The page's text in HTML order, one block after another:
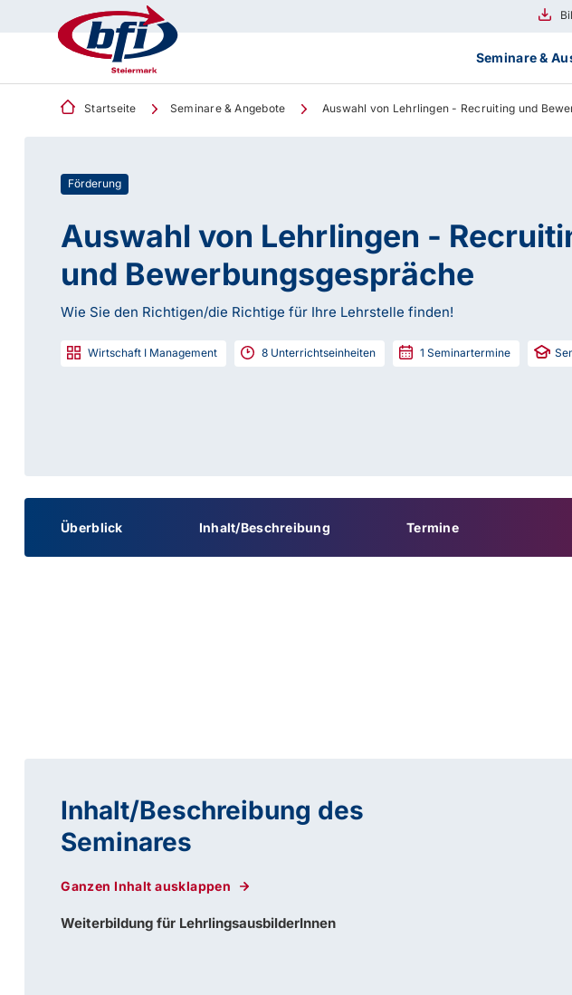
Seminare &
Startseite Seminare & Angebote Auswahl von Lehrlingen - Recruiting und
Förderung
Auswahl von Lehrlingen -
und Bewerbungsgespräche
Wie Sie den Richtigen/die Richtige für Ihre Lehrstelle finden!
Wirtschaft I Management 8 Unterrichtseinheiten 1 Seminartermine
Überblick Inhalt/Beschreibung Termine
Inhalt/Beschreibung des
Seminares
Ganzen Inhalt ausklappen
Weiterbildung für LehrlingsausbilderInnen